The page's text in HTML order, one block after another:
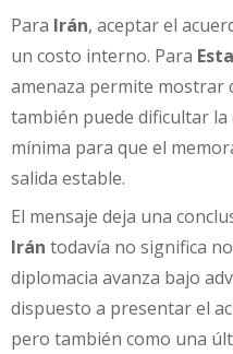
Para Irán, aceptar el
un costo interno. Para
amenaza permite mostrar
también puede dificultar
mínima para que el
salida estable.
El mensaje deja una
Irán todavía no significa
diplomacia avanza bajo
dispuesto a presentar el
pero también como una